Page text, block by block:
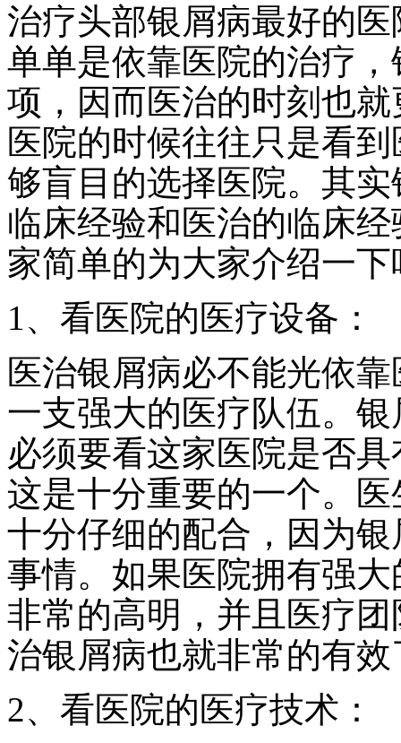
治疗头部银屑病最好的
单单是依靠医院的治疗
项，因而医治的时刻也
医院的时候往往只是看
够盲目的选择医院。其
临床经验和医治的临床
家简单的为大家介绍一下
1、看医院的医疗设备：
医治银屑病必不能光依
一支强大的医疗队伍。
必须要看这家医院是否
这是十分重要的一个。
十分仔细的配合，因为
事情。如果医院拥有强
非常的高明，并且医疗
治银屑病也就非常的有效
2、看医院的医疗技术：